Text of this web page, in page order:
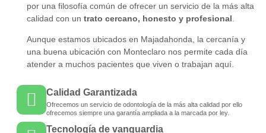
por una filosofía común de ofrecer un servicio de la más alta
calidad con un trato cercano, honesto y profesional
Aunque estamos ubicados en Majadahonda, la cercanía y
una buena ubicación con Monteclaro nos permite cada día
atender a muchos pacientes que viven o trabajan aquí.
Calidad Garantizada
Ofrecemos un servicio de odontología de la más alta calidad por ello
ofrecemos siempre una garantía ampliada a la marcada por ley.
Tecnología de vanguardia